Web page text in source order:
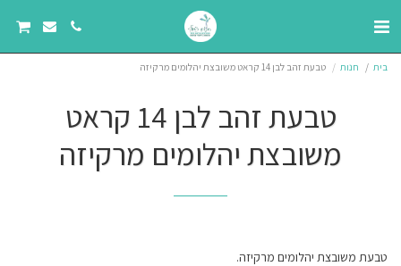
בית חנות טבעת זהב לבן 14 קראט משובצת יהלומים מרקיזה
טבעת זהב לבן 14 קראט
משובצת יהלומים מרקיזה
טבעת משובצת יהלומים מרקיזה.